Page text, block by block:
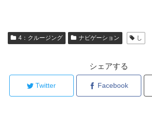
4：クルージング ナビゲーション し
シェアする
Twitter Facebook